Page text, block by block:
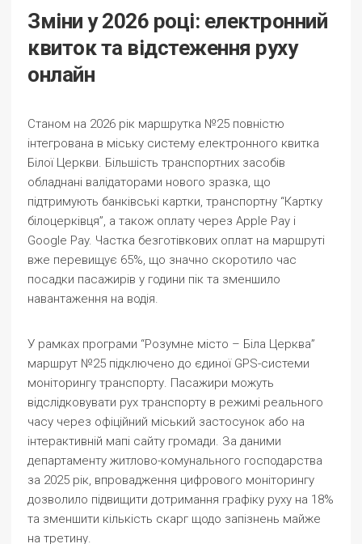
Зміни у 2026 році: електронний
квиток та відстеження руху
онлайн
Станом на 2026 рік маршрутка №25 повністю
інтегрована в міську систему електронного квитка
Білої Церкви. Більшість транспортних засобів
обладнані валідаторами нового зразка, що
підтримують банківські картки, транспортну “Картку
білоцерківця”, а також оплату через Apple Pay і
Google Pay. Частка безготівкових оплат на маршруті
вже перевищує 65%, що значно скоротило час
посадки пасажирів у години пік та зменшило
навантаження на водія.
У рамках програми “Розумне місто – Біла Церква”
маршрут №25 підключено до єдиної GPS-системи
моніторингу транспорту. Пасажири можуть
відслідковувати рух транспорту в режимі реального
часу через офіційний міський застосунок або на
інтерактивній мапі сайту громади. За даними
департаменту житлово-комунального господарства
за 2025 рік, впровадження цифрового моніторингу
дозволило підвищити дотримання графіку руху на 18%
та зменшити кількість скарг щодо запізнень майже
на третину.